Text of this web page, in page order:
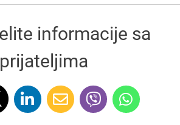
informacije sa
prijateljima